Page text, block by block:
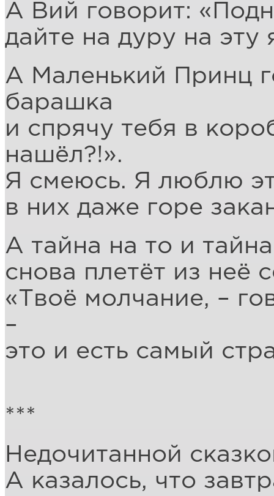
А Вий говорит:
дайте на дуру на
А Маленький Принц
барашка
и спрячу тебя в
нашёл?!».
Я смеюсь. Я люблю
в них даже горе
А тайна на то и
снова плетёт из неё
«Твоё молчание, –
–
это и есть самый
***
Недочитанной
А казалось, что